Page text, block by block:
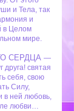
и Тела, так
и
в Целом
мире.
СЕРДЦА —
друга! святая
себя, свою
Силу,
в ней любовь,
любви…